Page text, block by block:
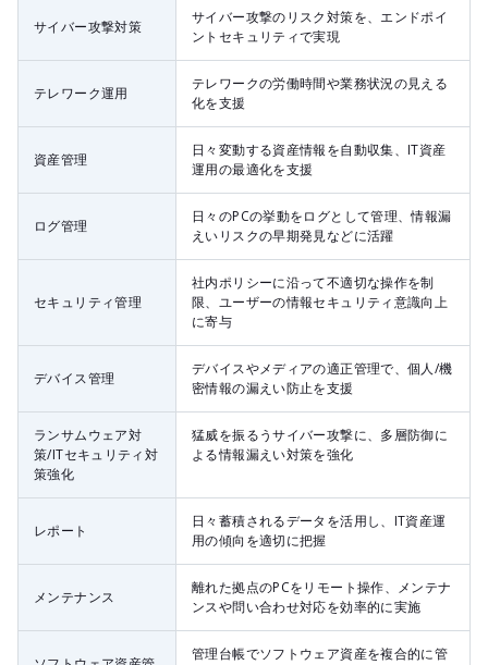
サイバー攻撃対策
サイバー攻撃の​リスク対策を、エンドポイ
ントセキュリティで​実現
テレワーク運用
テレワークの​労働時間や​業務状況の見える​
化を​支援
資産管理
日々変動する​資産情報を​自動収集、IT資産
運用の​最適化を​支援
ログ管理
日々の​PCの​挙動を​ログと​して​管理、情報漏
えいリスクの​早期発見などに​活躍
セキュリティ管理
社内ポリシーに​沿って​不適切な​操作を​制
限、ユーザーの​情報セキュリティ意識向上
に寄与
デバイス管理
デバイスや​メディアの​適正管理で、個人/機
密情報の​漏えい防止を​支援
ランサムウェア対
策/ITセキュリティ対
策強化
猛威を​振るう​サイバー攻撃に、多層防御に​
よる​情報漏えい対策を強化
レポート
日々​蓄積される​データを​活用し、IT資産運
用の​傾向を​適切に​把握
メンテナンス
離れた​拠点の​PCを​リモート操作、メンテナ
ンスや​問い​合わせ対応を​効率的に実施
管理台帳で​ソフトウェア資産を​複合的に​管